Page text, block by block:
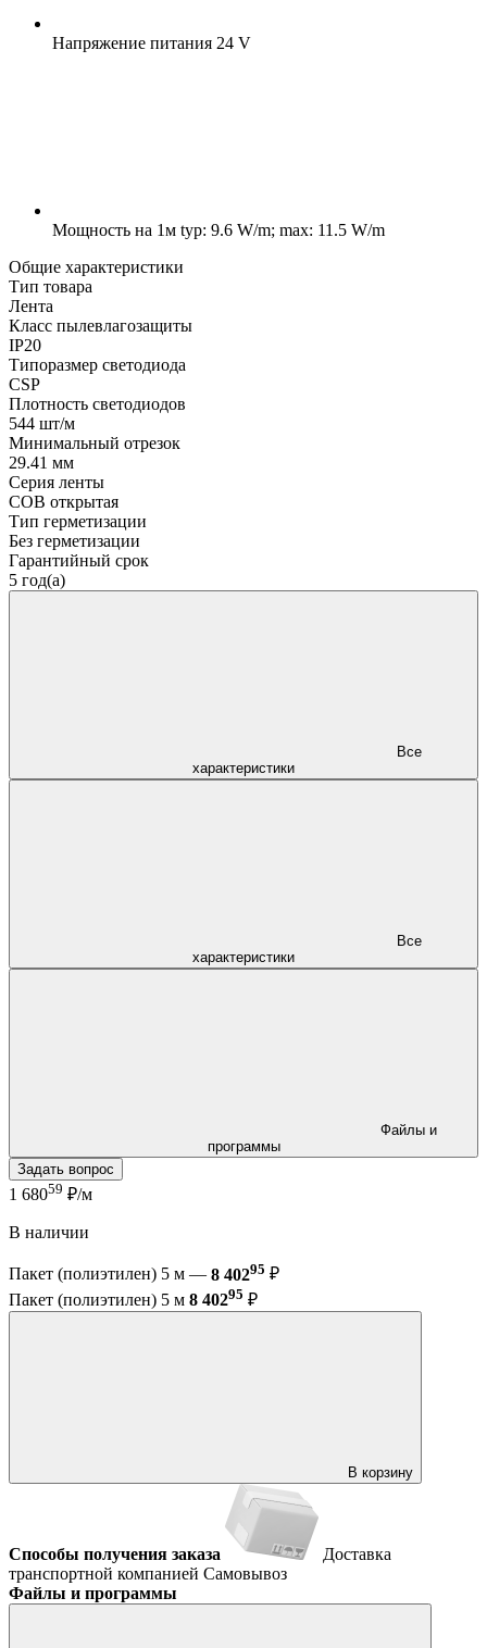
Напряжение питания 24 V
Мощность на 1м typ: 9.6 W/m; max: 11.5 W/m
Общие характеристики
Тип товара
Лента
Класс пылевлагозащиты
IP20
Типоразмер светодиода
CSP
Плотность светодиодов
544 шт/м
Минимальный отрезок
29.41 мм
Серия ленты
COB открытая
Тип герметизации
Без герметизации
Гарантийный срок
5 год(а)
характеристики
характеристики
программы
Задать вопрос
1 68059 ₽/м
В наличии
Пакет (полиэтилен) 5 м — 8 40295 ₽
Пакет (полиэтилен) 5 м 8 40295 ₽
В корзину
Способы получения заказа
Доставка
транспортной компанией Самовывоз
Файлы и программы